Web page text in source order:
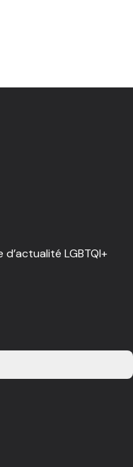
LGBTQI+